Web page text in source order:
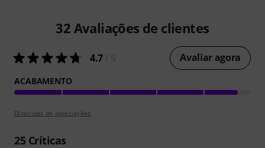
32 Avaliações de clientes
4.7 Avaliar agora
ACABAMENTO
Diretrizes de apreciações
25Críticas